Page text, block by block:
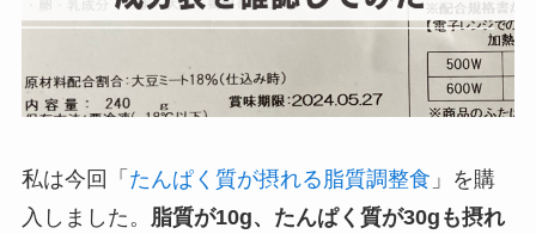
私は今回「 たんぱく質が摂れる脂質調整食 」を購
入しました。
脂質が10g、たんぱく質が30gも摂れ